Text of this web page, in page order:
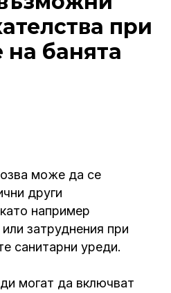
при
на банята
може да се
други
например
затруднения при
санитарни уреди.
могат да включват